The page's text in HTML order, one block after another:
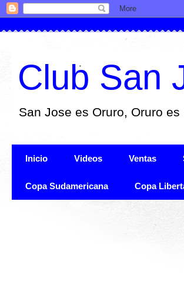
Club San
San Jose es Oruro, Oruro es
Inicio Videos Ventas
Copa Sudamericana Copa